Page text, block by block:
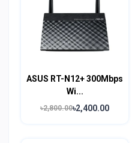
ASUS RT-N12+ 300Mbps
Wi...
৳2,800.00৳2,400.00